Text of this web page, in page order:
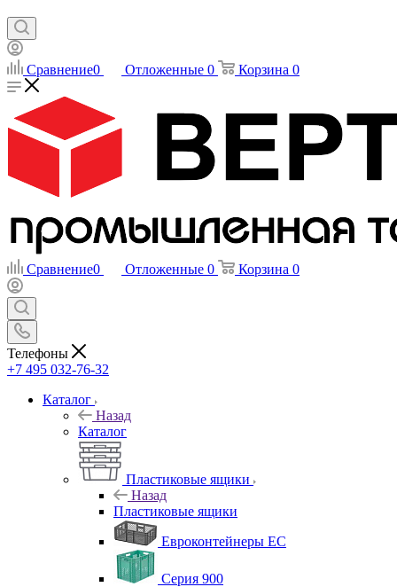
Сравнение0 Отложенные 0 Корзина 0
Сравнение0 Отложенные 0 Корзина 0
Телефоны
+7 495 032-76-32
Каталог
Назад
Каталог
Пластиковые ящики
Назад
Пластиковые ящики
Евроконтейнеры ЕС
Серия 900